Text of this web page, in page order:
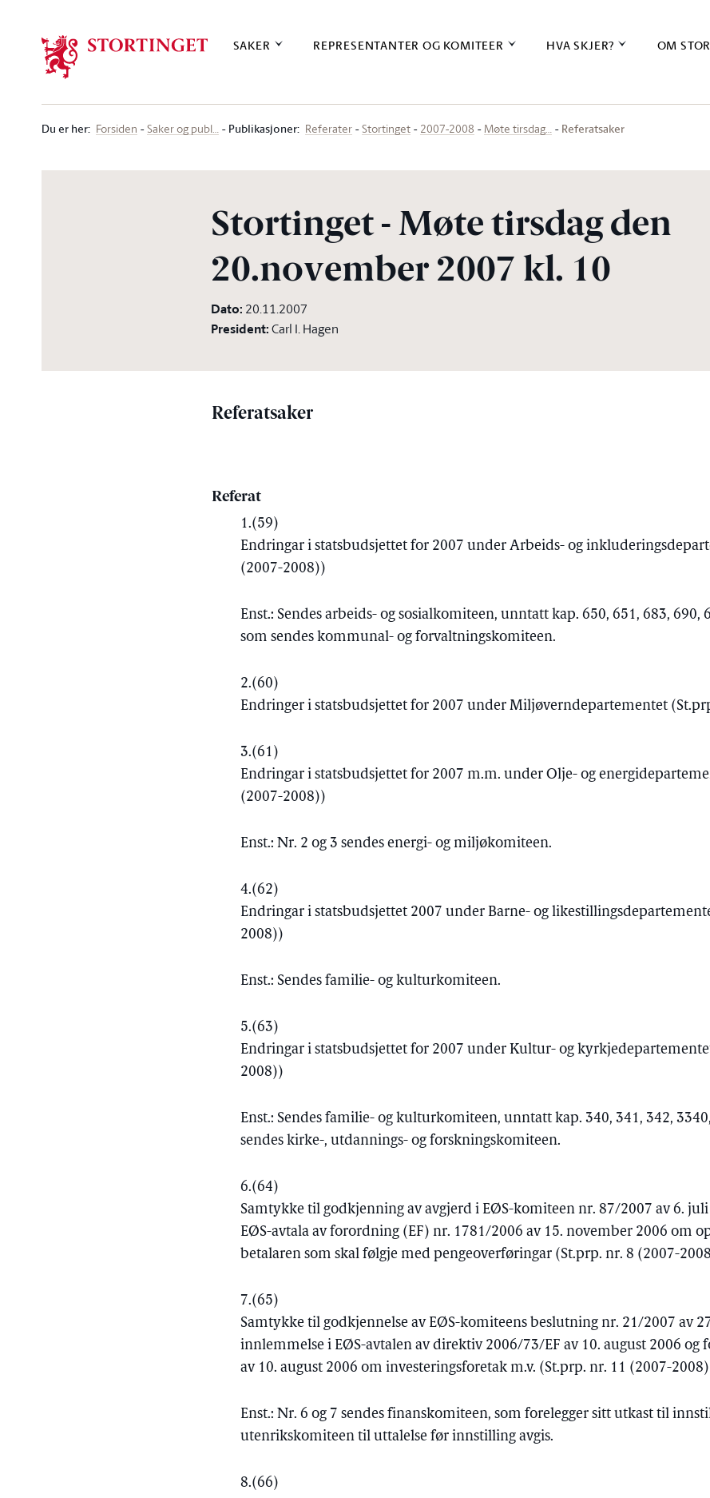
SAKER REPRESENTANTER OG KOMITEER HVA SKJER? OM
Du er her: Forsiden Saker og publ… Publikasjoner: Referater Stortinget 2007-2008 Møte tirsdag… Referatsaker
Stortinget - Møte tirsdag den
20.november 2007 kl. 10
Dato: 20.11.2007
President:Carl I. Hagen
Referatsaker
Referat
1.(59)
Endringar i statsbudsjettet for 2007 under Arbeids- og
(2007-2008))
Enst.: Sendes arbeids- og sosialkomiteen, unntatt kap. 650, 651, 683, 690,
som sendes kommunal- og forvaltningskomiteen.
2.(60)
Endringer i statsbudsjettet for 2007 under Miljøverndepartementet
3.(61)
Endringar i statsbudsjettet for 2007 m.m. under Olje- og
(2007-2008))
Enst.: Nr. 2 og 3 sendes energi- og miljøkomiteen.
4.(62)
Endringar i statsbudsjettet 2007 under Barne- og
2008))
Enst.: Sendes familie- og kulturkomiteen.
5.(63)
Endringar i statsbudsjettet for 2007 under Kultur- og
2008))
Enst.: Sendes familie- og kulturkomiteen, unntatt kap. 340, 341, 342,
sendes kirke-, utdannings- og forskningskomiteen.
6.(64)
Samtykke til godkjenning av avgjerd i EØS-komiteen nr. 87/2007 av 6.
EØS-avtala av forordning (EF) nr. 1781/2006 av 15. november 2006 om
betalaren som skal følgje med pengeoverføringar (St.prp. nr. 8 (2007-
7.(65)
Samtykke til godkjennelse av EØS-komiteens beslutning nr. 21/2007 av
innlemmelse i EØS-avtalen av direktiv 2006/73/EF av 10. august 2006 og
av 10. august 2006 om investeringsforetak m.v. (St.prp. nr. 11 (2007-
Enst.: Nr. 6 og 7 sendes finanskomiteen, som forelegger sitt utkast til
utenrikskomiteen til uttalelse før innstilling avgis.
8.(66)